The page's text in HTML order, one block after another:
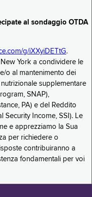
al sondaggio OTDA
g/iXXyiDETtG.
York a condividere le
o al mantenimento dei
supplementare
SNAP),
PA) e del Reddito
Security Income, SSI). Le
e apprezziamo la Sua
per richiedere o
contribuiranno a
fondamentali per voi